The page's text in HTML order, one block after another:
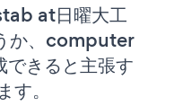
at日曜大工
か、computer
きると主張す
。